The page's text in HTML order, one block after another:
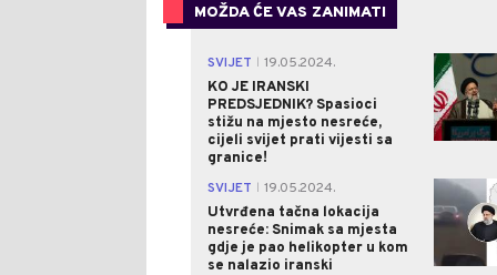
MOŽDA ĆE VAS ZANIMATI
SVIJET
19.05.2024.
KO JE IRANSKI
PREDSJEDNIK? Spasioci
stižu na mjesto nesreće,
cijeli svijet prati vijesti sa
granice!
SVIJET
19.05.2024.
Utvrđena tačna lokacija
nesreće: Snimak sa mjesta
gdje je pao helikopter u kom
se nalazio iranski